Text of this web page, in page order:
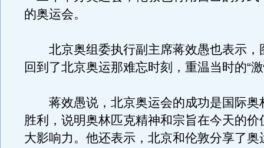
的奥运会。
北京奥组委执行副主席蒋效愚也表示，
回到了北京奥运那难忘时刻，重温当时的“
蒋效愚说，北京奥运会的成功是国际奥
胜利，说明奥林匹克精神和宗旨在今天的价
大影响力。他还表示，北京和伦敦分享了奥